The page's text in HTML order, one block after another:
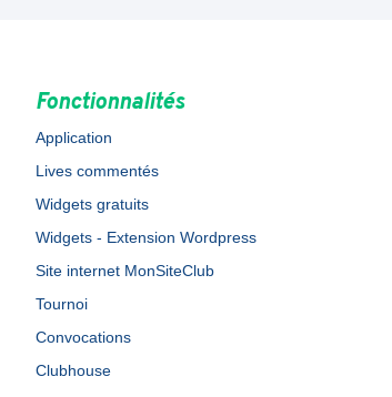
Fonctionnalités
Application
Lives commentés
Widgets gratuits
Widgets - Extension Wordpress
Site internet MonSiteClub
Tournoi
Convocations
Clubhouse